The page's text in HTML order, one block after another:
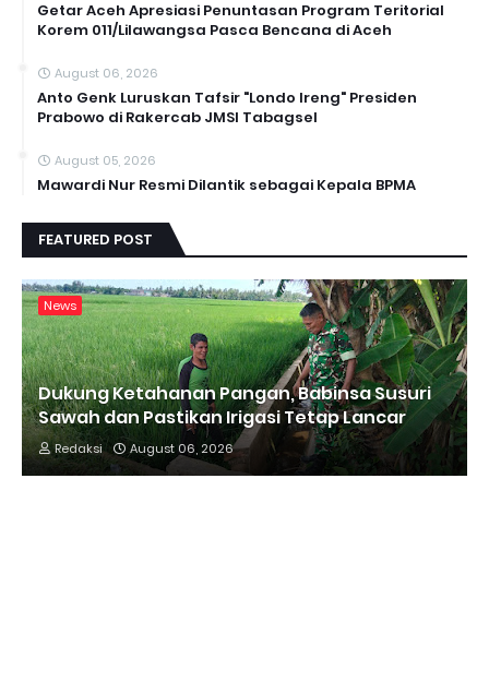
Getar Aceh Apresiasi Penuntasan Program Teritorial
Korem 011/Lilawangsa Pasca Bencana di Aceh ‎
August 06, 2026
Anto Genk Luruskan Tafsir "Londo Ireng" Presiden
Prabowo di Rakercab JMSI Tabagsel
August 05, 2026
Mawardi Nur Resmi Dilantik sebagai Kepala BPMA
FEATURED POST
News
Dukung Ketahanan Pangan, Babinsa Susuri
Sawah dan Pastikan Irigasi Tetap Lancar
Redaksi August 06, 2026